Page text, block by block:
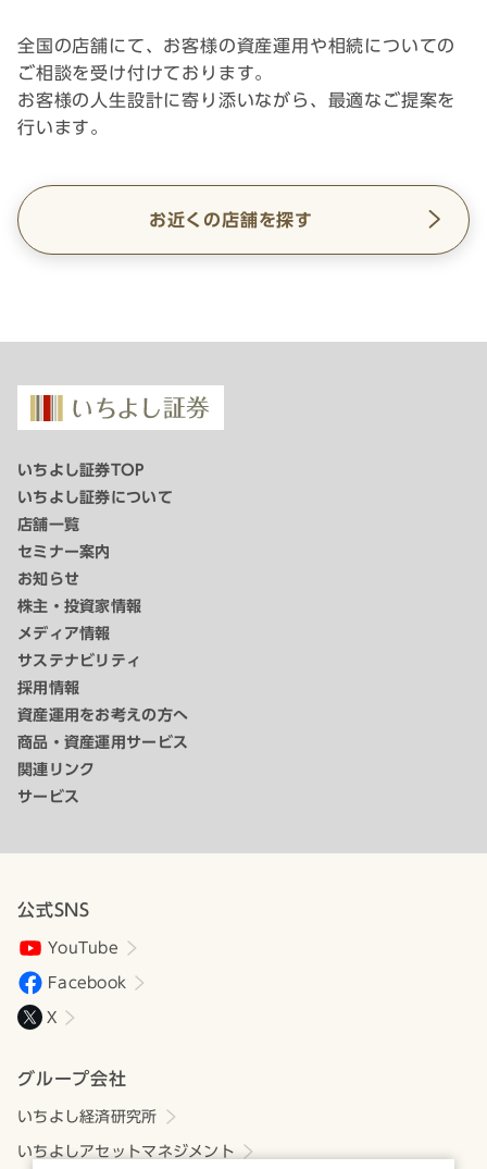
全国の店舗にて、お客様の資産運用や相続についての
ご相談を受け付けております。
お客様の人生設計に寄り添いながら、最適なご提案を
行います。
お近くの店舗を探す
いちよし証券TOP
いちよし証券について
店舗一覧
セミナー案内
お知らせ
株主・投資家情報
メディア情報
サステナビリティ
採用情報
資産運用をお考えの方へ
商品・資産運用サービス
関連リンク
サービス
公式SNS
YouTube
Facebook
X
グループ会社
いちよし経済研究所
いちよしアセットマネジメント